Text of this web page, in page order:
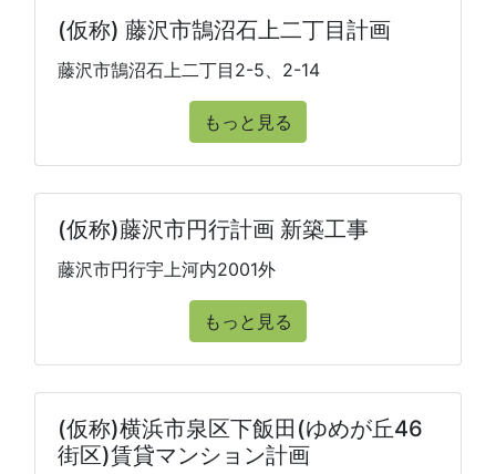
(仮称) 藤沢市鵠沼石上二丁目計画
藤沢市鵠沼石上二丁目2-5、2-14
もっと見る
(仮称)藤沢市円行計画 新築工事
藤沢市円行宇上河内2001外
もっと見る
(仮称)横浜市泉区下飯田(ゆめが丘46
街区)賃貸マンション計画